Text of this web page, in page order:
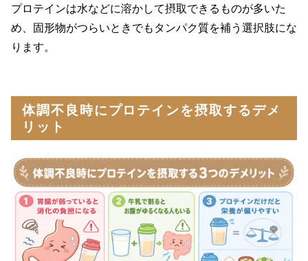
プロテインは水などに溶かして摂取できるものが多いた
め、固形物がつらいときでもタンパク質を補う選択肢にな
ります。
体調不良時にプロテインを摂取するデメ
リット